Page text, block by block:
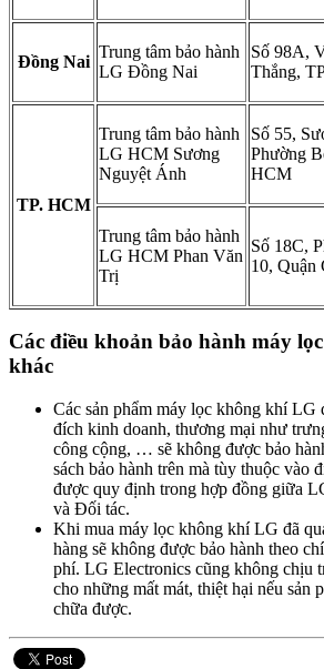
Đồng Nai
Trung tâm bảo hành
LG Đồng Nai
Số 98A,
Thắng,
TP. HCM
Trung tâm bảo hành
LG HCM Sương
Nguyệt Ánh
Số 55,
Phường
HCM
Trung tâm bảo hành
LG HCM Phan Văn
Trị
Số 18C,
10, Quận
Các điều khoản bảo hành máy
khác
Các sản phẩm máy lọc không khí LG
đích kinh doanh, thương mại như
công cộng, … sẽ không được bảo
sách bảo hành trên mà tùy thuộc vào
được quy định trong hợp đồng giữa
và Đối tác.
Khi mua máy lọc không khí LG đã
hàng sẽ không được bảo hành theo
phí. LG Electronics cũng không chịu
cho những mất mát, thiệt hại nếu sản
chữa được.